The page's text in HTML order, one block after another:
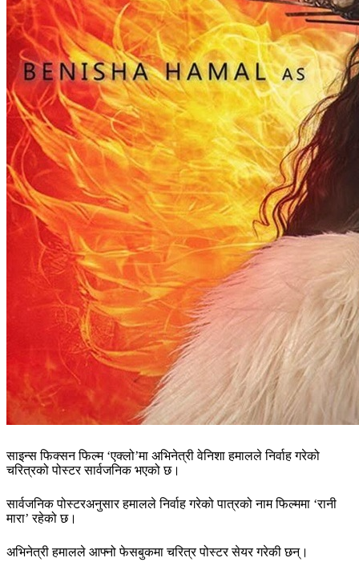
साइन्स फिक्सन फिल्म ‘एक्लो’मा अभिनेत्री वेनिशा हमालले निर्वाह गरेको
चरित्रको पोस्टर सार्वजनिक भएको छ।
सार्वजनिक पोस्टरअनुसार हमालले निर्वाह गरेको पात्रको नाम फिल्ममा ‘रानी
मारा’ रहेको छ।
अभिनेत्री हमालले आफ्नो फेसबुकमा चरित्र पोस्टर सेयर गरेकी छन्।